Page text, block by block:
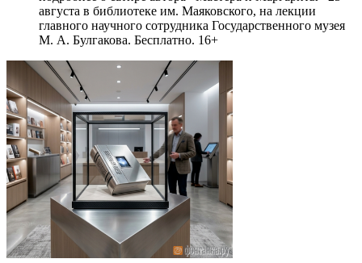
августа в библиотеке им. Маяковского, на лекции
главного научного сотрудника Государственного музея
М. А. Булгакова. Бесплатно. 16+